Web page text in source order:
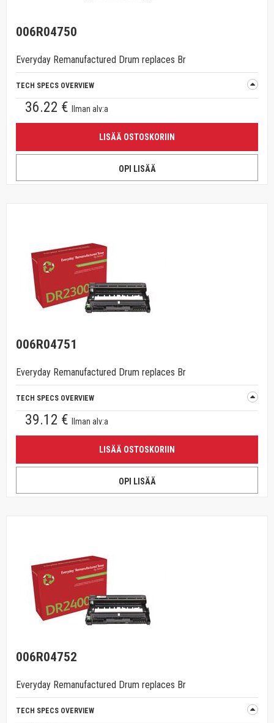
006R04750
Everyday Remanufactured Drum replaces Br
TECH SPECS OVERVIEW
36.22 € Ilman alv:a
LISÄÄ OSTOSKORIIN
OPI LISÄÄ
006R04751
Everyday Remanufactured Drum replaces Br
TECH SPECS OVERVIEW
39.12 € Ilman alv:a
LISÄÄ OSTOSKORIIN
OPI LISÄÄ
006R04752
Everyday Remanufactured Drum replaces Br
TECH SPECS OVERVIEW